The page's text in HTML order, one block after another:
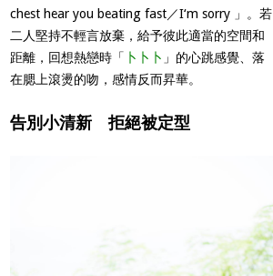
chest hear you beating fast／I‘m sorry 」。若
二人堅持不輕言放棄，給予彼此適當的空間和
距離，回想熱戀時「 卜卜卜 」的心跳感覺、落
在腮上滾燙的吻，感情反而昇華。
告別小清新 拒絕被定型